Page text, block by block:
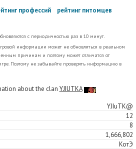
профессий рейтинг питомцев
с периодичностью раз в 10 минут.
информации может не обновляться в реальном
причинам и поэтому может отличатся от
Поэтому не забывайте проверять информацию в
about the clan YJIUTKA
YJIuTK@
12
8
1,666,802
КотЭ